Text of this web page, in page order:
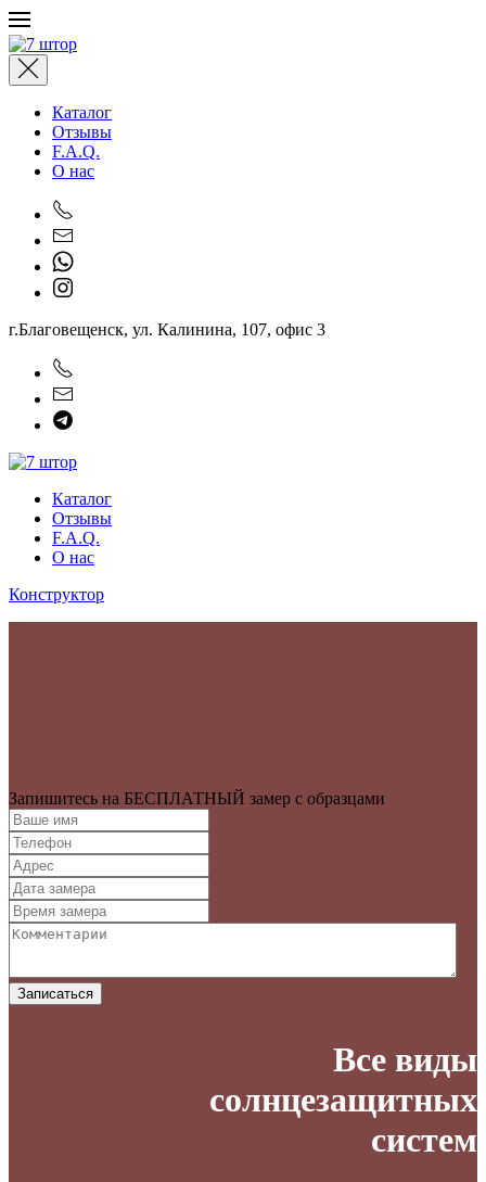
Перейти к содержимому
Каталог
Отзывы
F.A.Q.
О нас
г.Благовещенск, ул. Калинина, 107, офис 3
Каталог
Отзывы
F.A.Q.
О нас
Конструктор
Запишитесь на БЕСПЛАТНЫЙ замер с образцами
Записаться
Все виды
солнцезащитных
систем